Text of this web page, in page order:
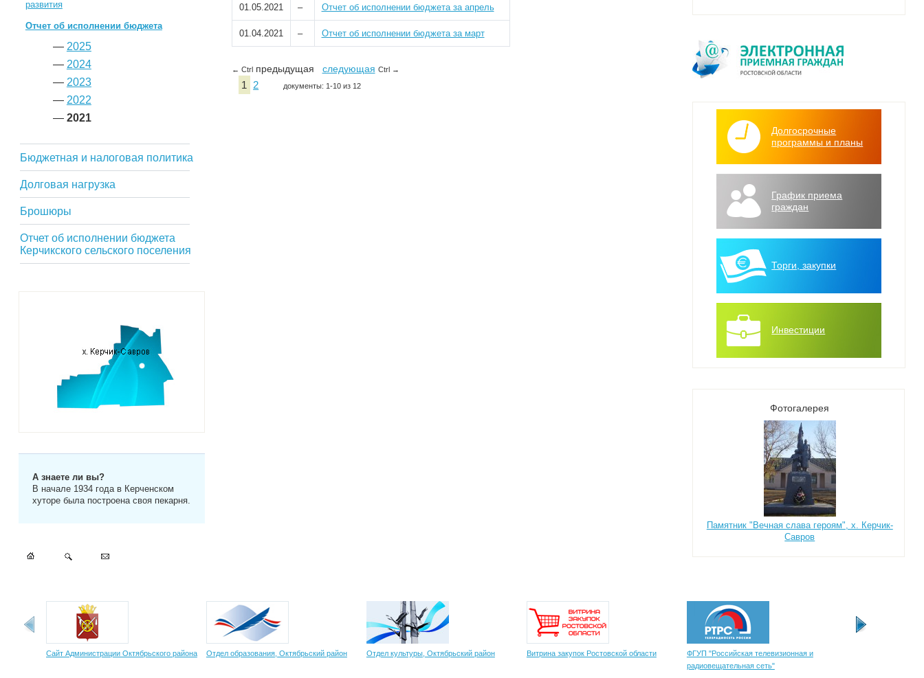
развития
Отчет об исполнении бюджета
— 2025
— 2024
— 2023
— 2022
— 2021
Бюджетная и налоговая политика
Долговая нагрузка
Брошюры
Отчет об исполнении бюджета
Керчикского сельского поселения
А знаете ли вы?
В начале 1934 года в Керченском
хуторе была построена своя пекарня.
01.05.2021 – Отчет об исполнении бюджета за апрель
01.04.2021 – Отчет об исполнении бюджета за март
← Ctrl предыдущая следующая Ctrl →
1 2 документы: 1-10 из 12
Долгосрочные
программы и планы
График приема
граждан
Торги, закупки
Инвестиции
Фотогалерея
Памятник "Вечная слава героям", х. Керчик-
Савров
Сайт Администрации Октябрьского района Отдел образования, Октябрьский район Отдел культуры, Октябрьский район Витрина закупок Ростовской области
ФГУП "Российская телевизионная и
радиовещательная сеть"